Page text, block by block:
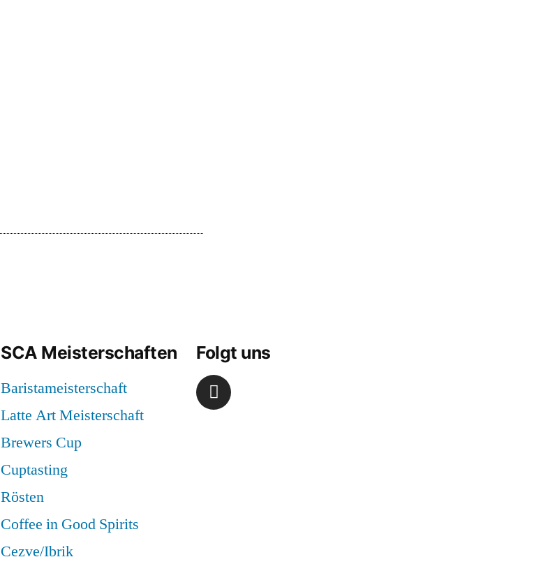
SCA Meisterschaften
Baristameisterschaft
Latte Art Meisterschaft
Brewers Cup
Cuptasting
Rösten
Coffee in Good Spirits
Cezve/Ibrik
Folgt uns